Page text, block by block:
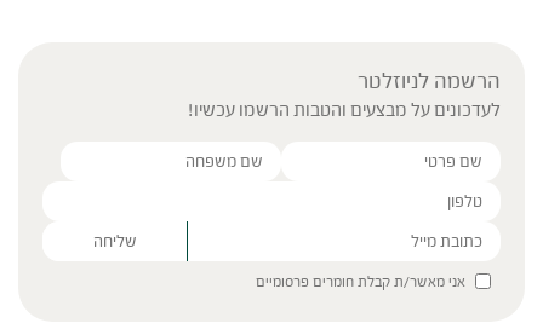
הרשמה לניוזלטר
לעדכונים על מבצעים והטבות הרשמו עכשיו!
Please leave this field empty.
אני מאשר/ת קבלת חומרים פרסומיים